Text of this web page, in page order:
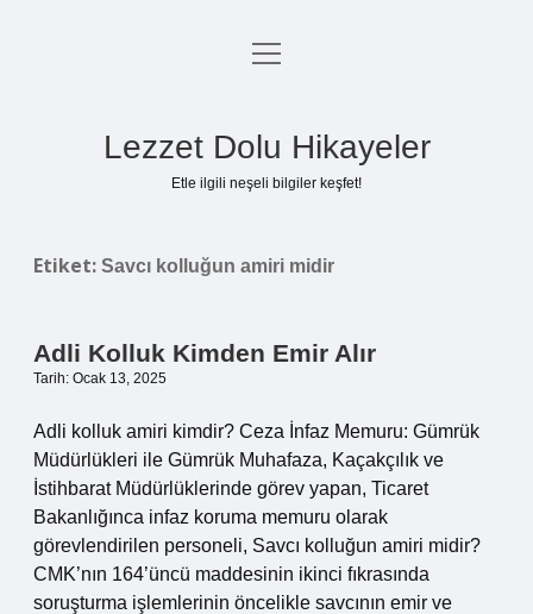
Anasayfa
menüyü
Lezzet Dolu Hikayeler
Etle ilgili neşeli bilgiler keşfet!
Etiket: Savcı kolluğun amiri midir
Adli Kolluk Kimden Emir Alır
Tarih: Ocak 13, 2025
Adli kolluk amiri kimdir? Ceza İnfaz Memuru: Gümrük
Müdürlükleri ile Gümrük Muhafaza, Kaçakçılık ve
İstihbarat Müdürlüklerinde görev yapan, Ticaret
Bakanlığınca infaz koruma memuru olarak
görevlendirilen personeli, Savcı kolluğun amiri midir?
CMK’nın 164’üncü maddesinin ikinci fıkrasında
soruşturma işlemlerinin öncelikle savcının emir ve